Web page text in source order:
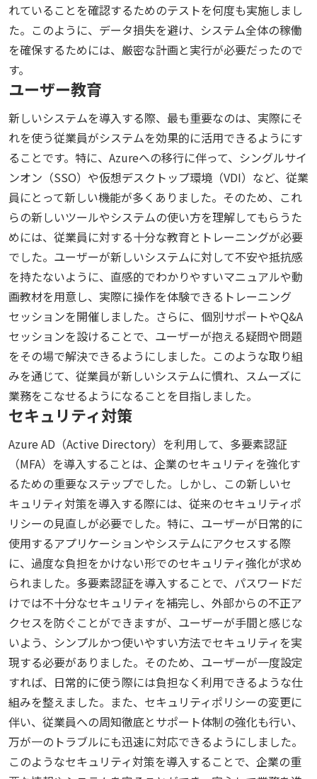
れていることを確認するためのテストを何度も実施しまし
た。このように、データ損失を避け、システム全体の稼働
を確保するためには、厳密な計画と実行が必要だったので
す。
ユーザー教育
新しいシステムを導入する際、最も重要なのは、実際にそ
れを使う従業員がシステムを効果的に活用できるようにす
ることです。特に、Azureへの移行に伴って、シングルサイ
ンオン（SSO）や仮想デスクトップ環境（VDI）など、従業
員にとって新しい機能が多くありました。そのため、これ
らの新しいツールやシステムの使い方を理解してもらうた
めには、従業員に対する十分な教育とトレーニングが必要
でした。ユーザーが新しいシステムに対して不安や抵抗感
を持たないように、直感的でわかりやすいマニュアルや動
画教材を用意し、実際に操作を体験できるトレーニング
セッションを開催しました。さらに、個別サポートやQ&A
セッションを設けることで、ユーザーが抱える疑問や問題
をその場で解決できるようにしました。このような取り組
みを通じて、従業員が新しいシステムに慣れ、スムーズに
業務をこなせるようになることを目指しました。
セキュリティ対策
Azure AD（Active Directory）を利用して、多要素認証
（MFA）を導入することは、企業のセキュリティを強化す
るための重要なステップでした。しかし、この新しいセ
キュリティ対策を導入する際には、従来のセキュリティポ
リシーの見直しが必要でした。特に、ユーザーが日常的に
使用するアプリケーションやシステムにアクセスする際
に、過度な負担をかけない形でのセキュリティ強化が求め
られました。多要素認証を導入することで、パスワードだ
けでは不十分なセキュリティを補完し、外部からの不正ア
クセスを防ぐことができますが、ユーザーが手間と感じな
いよう、シンプルかつ使いやすい方法でセキュリティを実
現する必要がありました。そのため、ユーザーが一度設定
すれば、日常的に使う際には負担なく利用できるような仕
組みを整えました。また、セキュリティポリシーの変更に
伴い、従業員への周知徹底とサポート体制の強化も行い、
万が一のトラブルにも迅速に対応できるようにしました。
このようなセキュリティ対策を導入することで、企業の重